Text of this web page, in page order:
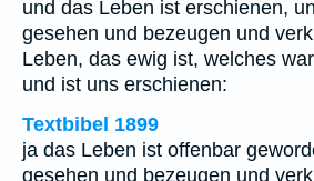
und das Leben ist erschienen,
gesehen und bezeugen und
Leben, das ewig ist, welches
und ist uns erschienen:
Textbibel 1899
ja das Leben ist offenbar
gesehen und bezeugen und